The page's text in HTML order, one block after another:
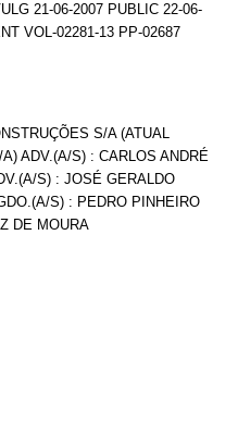
21-06-2007 PUBLIC 22-06-
VOL-02281-13 PP-02687
S/A (ATUAL
ADV.(A/S) : CARLOS ANDRÉ
S) : JOSÉ GERALDO
S) : PEDRO PINHEIRO
DE MOURA